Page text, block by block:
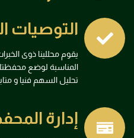
التوصيات
يقوم محللينا ذوى
المناسبة لوضع
تحليل السهم فنيا و
إدارة